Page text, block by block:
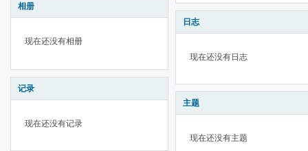
相册
现在还没有相册
记录
现在还没有记录
日志
现在还没有日志
主题
现在还没有主题